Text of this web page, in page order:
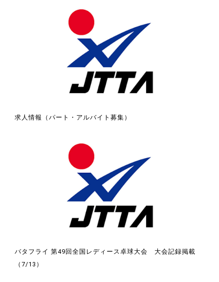
求人情報（パート・アルバイト募集）
バタフライ 第49回全国レディース卓球大会 大会記録掲載
（7/13）